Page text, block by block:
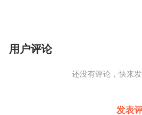
用户评论
还没有评论，快来
发表